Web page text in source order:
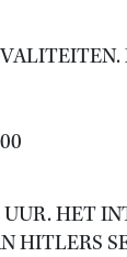
HET
HITLERS